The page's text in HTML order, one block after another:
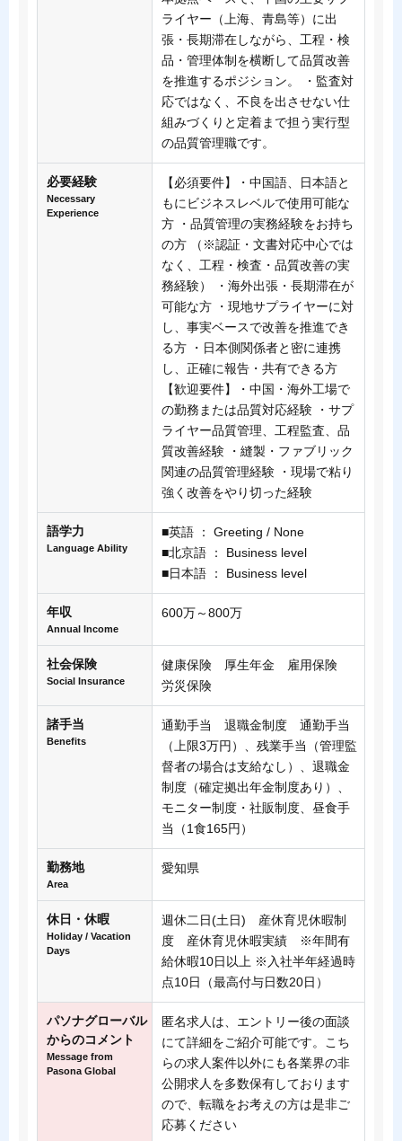
ライヤー（上海、青島等）に出
張・長期滞在しながら、工程・検
品・管理体制を横断して品質改善
を推進するポジション。 ・監査対
応ではなく、不良を出させない仕
組みづくりと定着まで担う実行型
の品質管理職です。
必要経験
Necessary
Experience
【必須要件】・中国語、日本語と
もにビジネスレベルで使用可能な
方 ・品質管理の実務経験をお持ち
の方 （※認証・文書対応中心では
なく、工程・検査・品質改善の実
務経験） ・海外出張・長期滞在が
可能な方 ・現地サプライヤーに対
し、事実ベースで改善を推進でき
る方 ・日本側関係者と密に連携
し、正確に報告・共有できる方
【歓迎要件】・中国・海外工場で
の勤務または品質対応経験 ・サプ
ライヤー品質管理、工程監査、品
質改善経験 ・縫製・ファブリック
関連の品質管理経験 ・現場で粘り
強く改善をやり切った経験
語学力
Language Ability
■英語 ： Greeting / None
■北京語 ： Business level
■日本語 ： Business level
年収
Annual Income
600万～800万
社会保険
Social Insurance
健康保険 厚生年金 雇用保険
労災保険
諸手当
Benefits
通勤手当 退職金制度 通勤手当
（上限3万円）、残業手当（管理監
督者の場合は支給なし）、退職金
制度（確定拠出年金制度あり）、
モニター制度・社販制度、昼食手
当（1食165円）
勤務地
Area
愛知県
休日・休暇
Holiday / Vacation
Days
週休二日(土日) 産休育児休暇制
度 産休育児休暇実績 ※年間有
給休暇10日以上 ※入社半年経過時
点10日（最高付与日数20日）
パソナグローバル
からのコメント
Message from
Pasona Global
匿名求人は、エントリー後の面談
にて詳細をご紹介可能です。こち
らの求人案件以外にも各業界の非
公開求人を多数保有しております
ので、転職をお考えの方は是非ご
応募ください